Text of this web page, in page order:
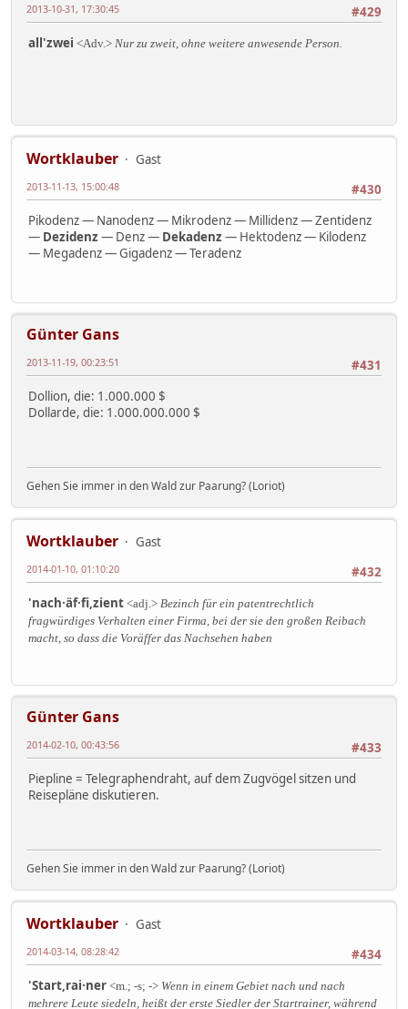
#429
2013-10-31, 17:30:45
all'zwei <Adv.> Nur zu zweit, ohne weitere anwesende Person.
Wortklauber
Gast
#430
2013-11-13, 15:00:48
Pikodenz — Nanodenz — Mikrodenz — Millidenz — Zentidenz
— Dezidenz — Denz — Dekadenz — Hektodenz — Kilodenz
— Megadenz — Gigadenz — Teradenz
Günter Gans
#431
2013-11-19, 00:23:51
Dollion, die: 1.000.000 $
Dollarde, die: 1.000.000.000 $
Gehen Sie immer in den Wald zur Paarung? (Loriot)
Wortklauber
Gast
#432
2014-01-10, 01:10:20
'nach·äf·fi,zient <adj.> Bezinch für ein patentrechtlich
fragwürdiges Verhalten einer Firma, bei der sie den großen Reibach
macht, so dass die Voräffer das Nachsehen haben
Günter Gans
#433
2014-02-10, 00:43:56
Piepline = Telegraphendraht, auf dem Zugvögel sitzen und
Reisepläne diskutieren.
Gehen Sie immer in den Wald zur Paarung? (Loriot)
Wortklauber
Gast
#434
2014-03-14, 08:28:42
'Start,rai·ner <m.; -s; -> Wenn in einem Gebiet nach und nach
mehrere Leute siedeln, heißt der erste Siedler der Startrainer, während